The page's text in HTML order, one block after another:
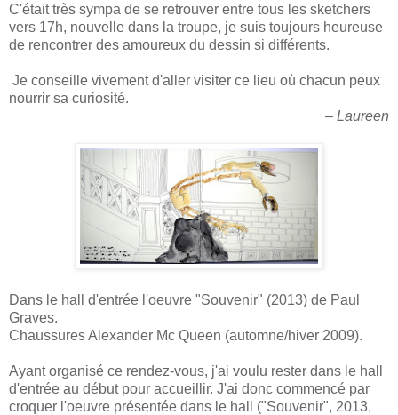
C'était très sympa de se retrouver entre tous les sketchers
vers 17h, nouvelle dans la troupe, je suis toujours heureuse
de rencontrer des amoureux du dessin si différents.
Je conseille vivement d'aller visiter ce lieu où chacun peux
nourrir sa curiosité.
– Laureen
Dans le hall d'entrée l'oeuvre "Souvenir" (2013) de Paul
Graves.
Chaussures Alexander Mc Queen (automne/hiver 2009).
Ayant organisé ce rendez-vous, j'ai voulu rester dans le hall
d'entrée au début pour accueillir. J'ai donc commencé par
croquer l'oeuvre présentée dans le hall ("Souvenir", 2013,